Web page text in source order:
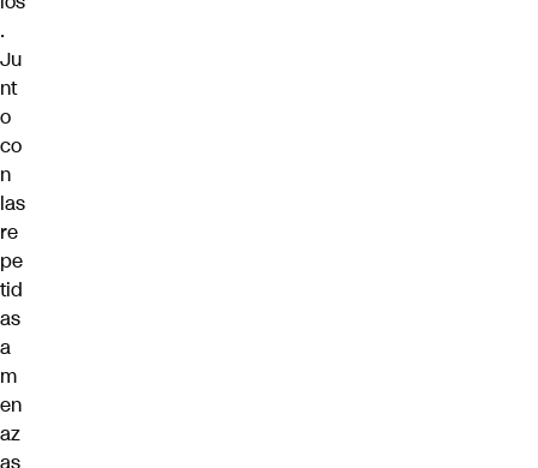
.
Ju
nt
o
co
n
las
re
pe
tid
as
a
m
en
az